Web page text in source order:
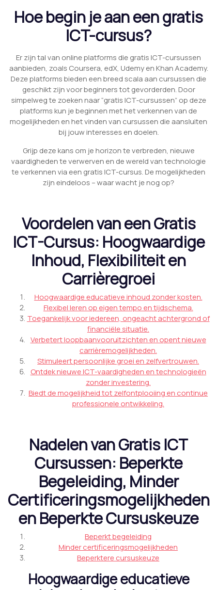
Hoe begin je aan een gratis
ICT-cursus?
Er zijn tal van online platforms die gratis ICT-cursussen
aanbieden, zoals Coursera, edX, Udemy en Khan Academy.
Deze platforms bieden een breed scala aan cursussen die
geschikt zijn voor beginners tot gevorderden. Door
simpelweg te zoeken naar “gratis ICT-cursussen” op deze
platforms kun je beginnen met het verkennen van de
mogelijkheden en het vinden van cursussen die aansluiten
bij jouw interesses en doelen.
Grijp deze kans om je horizon te verbreden, nieuwe
vaardigheden te verwerven en de wereld van technologie
te verkennen via een gratis ICT-cursus. De mogelijkheden
zijn eindeloos – waar wacht je nog op?
Voordelen van een Gratis
ICT-Cursus: Hoogwaardige
Inhoud, Flexibiliteit en
Carrièregroei
Hoogwaardige educatieve inhoud zonder kosten.
Flexibel leren op eigen tempo en tijdschema.
Toegankelijk voor iedereen, ongeacht achtergrond of
financiële situatie.
Verbetert loopbaanvooruitzichten en opent nieuwe
carrièremogelijkheden.
Stimuleert persoonlijke groei en zelfvertrouwen.
Ontdek nieuwe ICT-vaardigheden en technologieën
zonder investering.
Biedt de mogelijkheid tot zelfontplooiing en continue
professionele ontwikkeling.
Nadelen van Gratis ICT
Cursussen: Beperkte
Begeleiding, Minder
Certificeringsmogelijkheden
en Beperkte Cursuskeuze
Beperkt begeleiding
Minder certificeringsmogelijkheden
Beperktere cursuskeuze
Hoogwaardige educatieve